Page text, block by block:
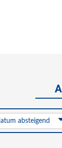
absteigend